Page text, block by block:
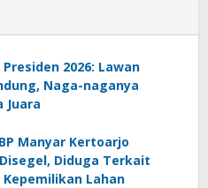
Presiden 2026: Lawan
Naga-naganya
Juara
Manyar Kertoarjo
Diduga Terkait
Kepemilikan Lahan